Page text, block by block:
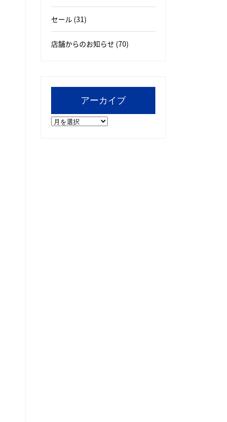
セール (31)
店舗からのお知らせ (70)
アーカイブ
ア